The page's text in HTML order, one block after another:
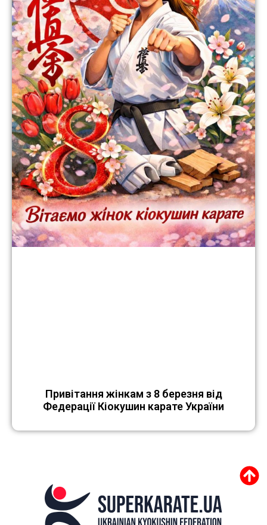
Привітання жінкам з 8 березня від
Федерації Кіокушин карате України